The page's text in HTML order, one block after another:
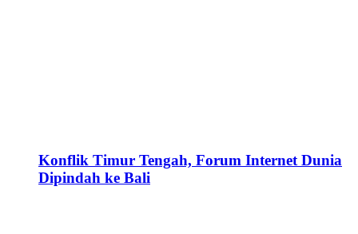
Konflik Timur Tengah, Forum Internet Dunia
Dipindah ke Bali